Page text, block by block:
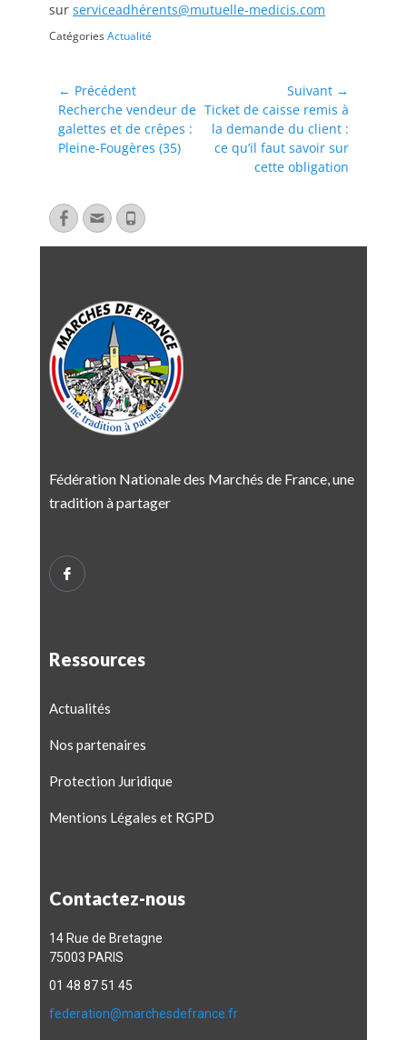
sur serviceadhérents@mutuelle-medicis.com
CatégoriesActualité
← Précédent
Recherche vendeur de
galettes et de crêpes :
Pleine-Fougères (35)
Suivant →
Ticket de caisse remis à
la demande du client :
ce qu’il faut savoir sur
cette obligation
Fédération Nationale des Marchés de France, une
tradition à partager
Ressources
Actualités
Nos partenaires
Protection Juridique
Mentions Légales et RGPD
Contactez-nous
14 Rue de Bretagne
75003 PARIS
01 48 87 51 45
federation@marchesdefrance.fr